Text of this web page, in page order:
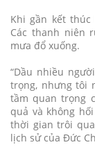
Khi gần kết
Các thanh niên
mưa đổ xuống.
“Dầu nhiều
trọng, nhưng tôi
tầm quan trọng
quả và không
thời gian trôi
lịch sử của Đức